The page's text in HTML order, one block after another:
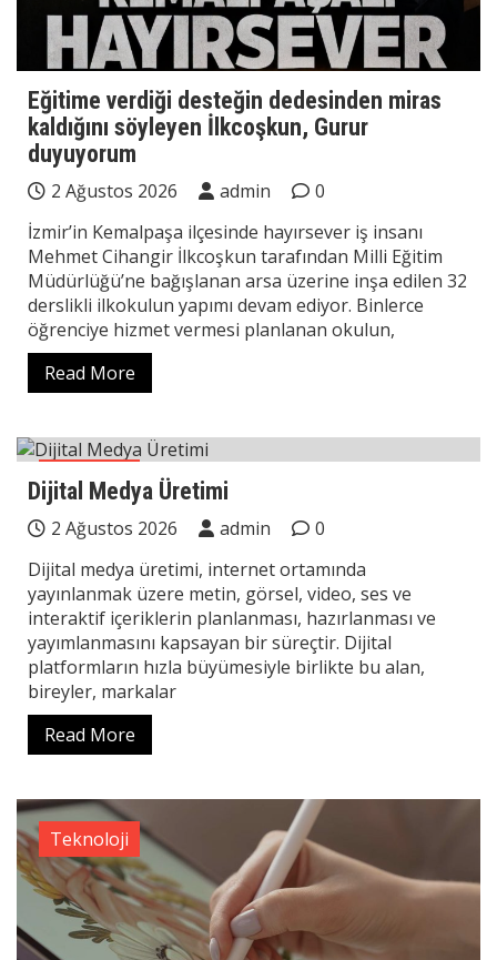
Eğitime verdiği desteğin dedesinden miras
kaldığını söyleyen İlkcoşkun, Gurur
duyuyorum
2 Ağustos 2026 admin
0
İzmir’in Kemalpaşa ilçesinde hayırsever iş insanı
Mehmet Cihangir İlkcoşkun tarafından Milli Eğitim
Müdürlüğü’ne bağışlanan arsa üzerine inşa edilen 32
derslikli ilkokulun yapımı devam ediyor. Binlerce
öğrenciye hizmet vermesi planlanan okulun,
Read More
Teknoloji
Dijital Medya Üretimi
2 Ağustos 2026 admin
0
Dijital medya üretimi, internet ortamında
yayınlanmak üzere metin, görsel, video, ses ve
interaktif içeriklerin planlanması, hazırlanması ve
yayımlanmasını kapsayan bir süreçtir. Dijital
platformların hızla büyümesiyle birlikte bu alan,
bireyler, markalar
Read More
Teknoloji